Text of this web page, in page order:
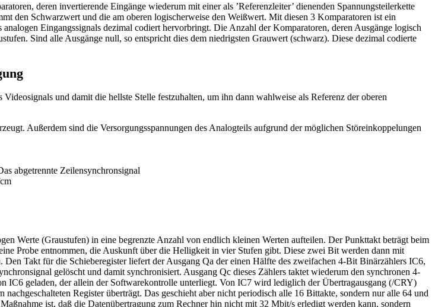
deren invertierende Eingänge wiederum mit einer als ’Referenzleiter’ dienenden Spannungsteilerkette
den Schwarzwert und die am oberen logischerweise den Weißwert. Mit diesen 3 Komparatoren ist ein
Eingangssignals dezimal codiert hervorbringt. Die Anzahl der Komparatoren, deren Ausgänge logisch
Sind alle Ausgänge null, so entspricht dies dem niedrigsten Grauwert (schwarz). Diese dezimal codierte
und damit die hellste Stelle festzuhalten, um ihn dann wahlweise als Referenz der oberen
Außerdem sind die Versorgungsspannungen des Analogteils aufgrund der möglichen Störeinkoppelungen
abgetrennte Zeilensynchronsignal
Werte (Graustufen) in eine begrenzte Anzahl von endlich kleinen Werten aufteilen. Der Punkttakt beträgt beim
Probe entnommen, die Auskunft über die Helligkeit in vier Stufen gibt. Diese zwei Bit werden dann mit
Takt für die Schieberegister liefert der Ausgang Qa der einen Hälfte des zweifachen 4-Bit Binärzählers IC6,
gelöscht und damit synchronisiert. Ausgang Qc dieses Zählers taktet wiederum den synchronen 4-
geladen, der allein der Softwarekontrolle unterliegt. Von IC7 wird lediglich der Übertragausgang (/CRY)
Register überträgt. Das geschieht aber nicht periodisch alle 16 Bittakte, sondern nur alle 64 und
ist, daß die Datenübertragung zum Rechner hin nicht mit 32 Mbit/s erledigt werden kann, sondern